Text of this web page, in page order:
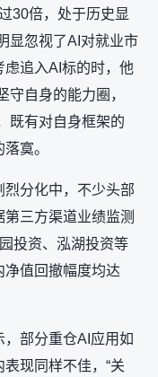
30倍，处于历史显
显忽视了AI对就业市
追入AI标的时，他
守自身的能力圈，
既有对自身框架的
寞。
分化中，不少头部
三方渠道业绩监测
投资、泓湖投资等
值回撤幅度均达
部分重仓AI应用如
现同样不佳，“关